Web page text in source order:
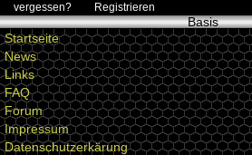
vergessen?
Registrieren
Basis
Startseite
News
Links
FAQ
Forum
Impressum
Datenschutzerkärung